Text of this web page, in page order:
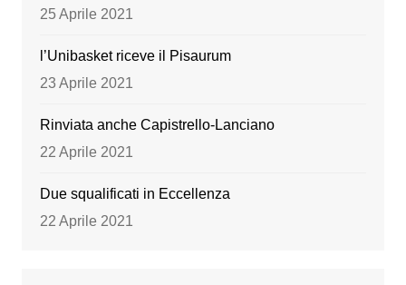
25 Aprile 2021
l’Unibasket riceve il Pisaurum
23 Aprile 2021
Rinviata anche Capistrello-Lanciano
22 Aprile 2021
Due squalificati in Eccellenza
22 Aprile 2021